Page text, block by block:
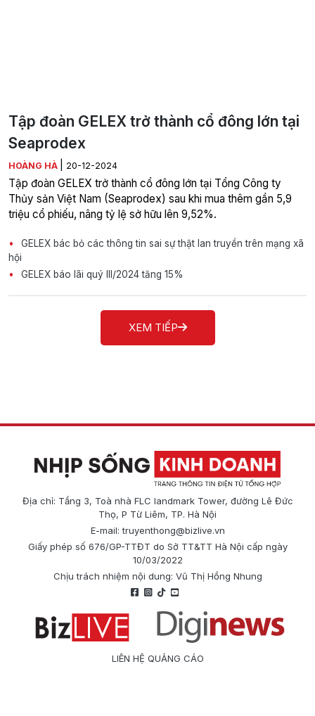
Tập đoàn GELEX trở thành cổ đông lớn tại
Seaprodex
HOÀNG HÀ 20-12-2024
Tập đoàn GELEX trở thành cổ đông lớn tại Tổng Công ty
Thủy sản Việt Nam (Seaprodex) sau khi mua thêm gần 5,9
triệu cổ phiếu, nâng tỷ lệ sở hữu lên 9,52%.
GELEX bác bỏ các thông tin sai sự thật lan truyền trên mạng xã
hội
GELEX báo lãi quý III/2024 tăng 15%
XEM TIẾP
Địa chỉ: Tầng 3, Toà nhà FLC landmark Tower, đường Lê Đức
Thọ, P Từ Liêm, TP. Hà Nội
E-mail:truyenthong@bizlive.vn
Giấy phép số 676/GP-TTĐT do Sở TT&TT Hà Nội cấp ngày
10/03/2022
Chịu trách nhiệm nội dung: Vũ Thị Hồng Nhung
LIÊN HỆ QUẢNG CÁO